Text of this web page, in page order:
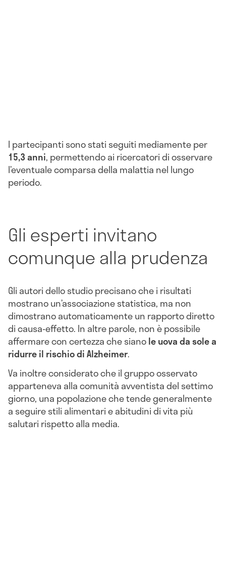
I partecipanti sono stati seguiti mediamente per
15,3 anni, permettendo ai ricercatori di osservare
l’eventuale comparsa della malattia nel lungo
periodo.
Gli esperti invitano
comunque alla prudenza
Gli autori dello studio precisano che i risultati
mostrano un’associazione statistica, ma non
dimostrano automaticamente un rapporto diretto
di causa-effetto. In altre parole, non è possibile
affermare con certezza che sianole uova da sole a
ridurre il rischio di Alzheimer.
Va inoltre considerato che il gruppo osservato
apparteneva alla comunità avventista del settimo
giorno, una popolazione che tende generalmente
a seguire stili alimentari e abitudini di vita più
salutari rispetto alla media.